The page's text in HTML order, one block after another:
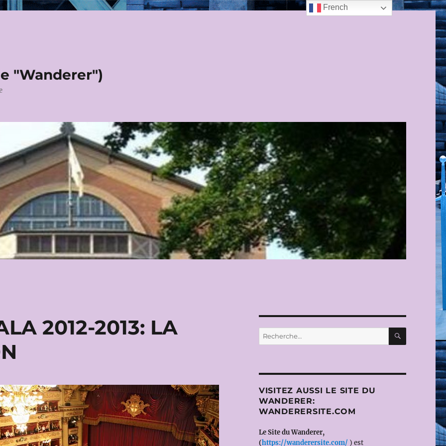
"Wanderer")
2012-2013: LA
Recherche
pour :
VISITEZ AUSSI LE SITE DU
WANDERER:
WANDERERSITE.COM
Le Site du Wanderer,
(https://wanderersite.com/ ) est
French